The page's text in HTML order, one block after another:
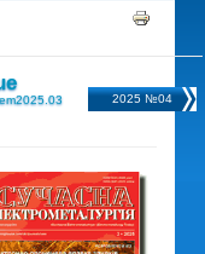
2025 №04